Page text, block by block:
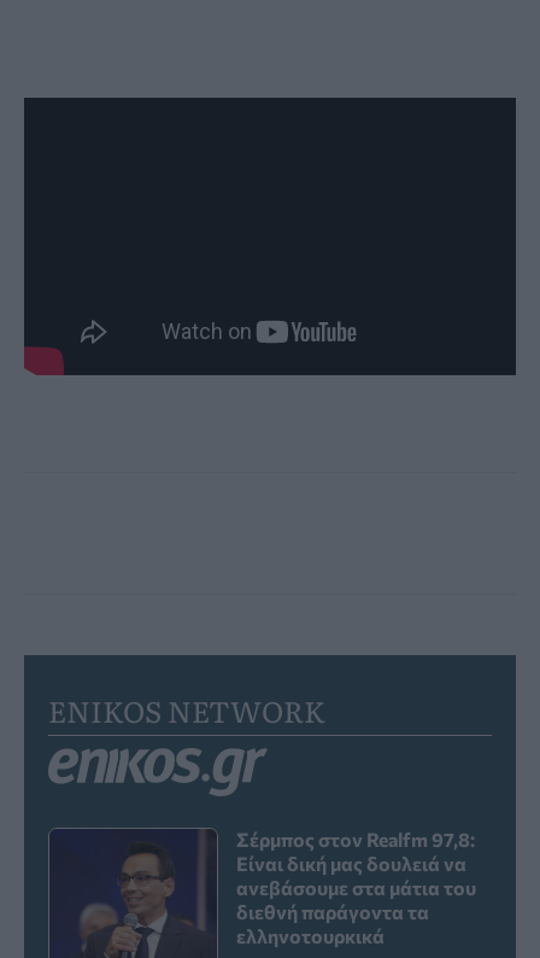
ENIKOS NETWORK
Σέρμπος στον Realfm 97,8:
Είναι δική μας δουλειά να
ανεβάσουμε στα μάτια του
διεθνή παράγοντα τα
ελληνοτουρκικά